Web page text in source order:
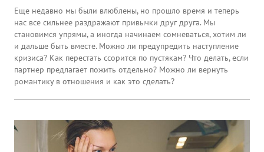
Еще недавно мы были влюблены, но прошло время и теперь
нас все сильнее раздражают привычки друг друга. Мы
становимся упрямы, а иногда начинаем сомневаться, хотим ли
и дальше быть вместе. Можно ли предупредить наступление
кризиса? Как перестать ссорится по пустякам? Что делать, если
партнер предлагает пожить отдельно? Можно ли вернуть
романтику в отношения и как это сделать?